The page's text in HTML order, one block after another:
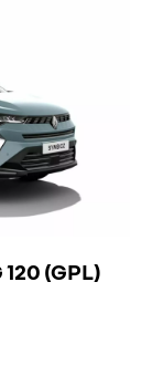
(GPL)